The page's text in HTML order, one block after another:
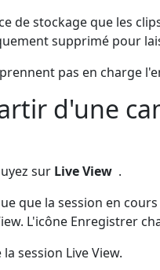
de stockage que les
supprimé pour
pas en charge
d'une
sur Live View .
que la session en
L'icône Enregistrer
session Live View.